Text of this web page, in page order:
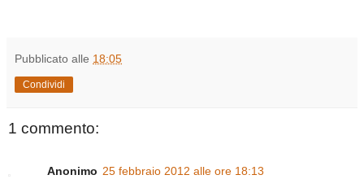
Pubblicato alle 18:05
Condividi
1 commento:
Anonimo 25 febbraio 2012 alle ore 18:13